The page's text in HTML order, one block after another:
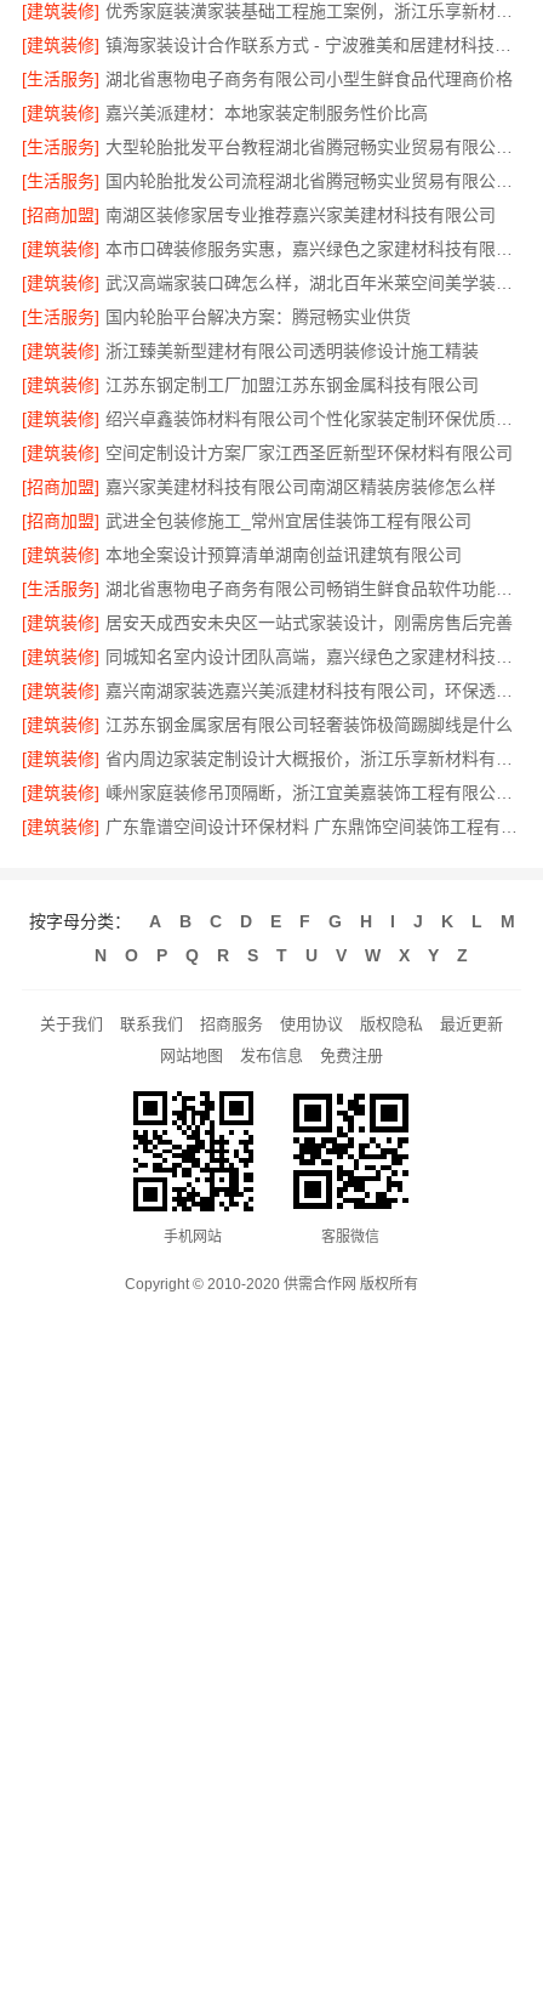
[建筑装修]
优秀家庭装潢家装基础工程施工案例，浙江乐享新材料有限公司案例展示
[建筑装修]
[生活服务] 湖北省惠物电子商务有限公司小型生鲜食品代理商价格
[建筑装修] 嘉兴美派建材：本地家装定制服务性价比高
[生活服务]
大型轮胎批发平台教程湖北省腾冠畅实业贸易有限公司采购指南
[生活服务]
国内轮胎批发公司流程湖北省腾冠畅实业贸易有限公司规范交易
[招商加盟] 南湖区装修家居专业推荐嘉兴家美建材科技有限公司
[建筑装修]
[建筑装修]
武汉高端家装口碑怎么样，湖北百年米莱空间美学装饰材料有限公司实力说话
[生活服务] 国内轮胎平台解决方案：腾冠畅实业供货
[建筑装修] 浙江臻美新型建材有限公司透明装修设计施工精装
[建筑装修] 江苏东钢定制工厂加盟江苏东钢金属科技有限公司
[建筑装修]
绍兴卓鑫装饰材料有限公司个性化家装定制环保优质材料
[建筑装修] 空间定制设计方案厂家江西圣匠新型环保材料有限公司
[招商加盟] 嘉兴家美建材科技有限公司南湖区精装房装修怎么样
[招商加盟] 武进全包装修施工_常州宜居佳装饰工程有限公司
[建筑装修] 本地全案设计预算清单湖南创益讯建筑有限公司
[生活服务]
湖北省惠物电子商务有限公司畅销生鲜食品软件功能解析
[建筑装修] 居安天成西安未央区一站式家装设计，刚需房售后完善
[建筑装修]
[建筑装修]
嘉兴南湖家装选嘉兴美派建材科技有限公司，环保透明报价
[建筑装修] 江苏东钢金属家居有限公司轻奢装饰极简踢脚线是什么
[建筑装修]
[建筑装修]
嵊州家庭装修吊顶隔断，浙江宜美嘉装饰工程有限公司专业服务
[建筑装修]
按字母分类： A B C D E F G H I J K L
M
N
O P Q R S T U V W X Y Z
关于我们 联系我们 招商服务 使用协议 版权隐私
最近更新
网站地图
发布信息 免费注册
手机网站 客服微信
Copyright © 2010-2020 供需合作网 版权所有